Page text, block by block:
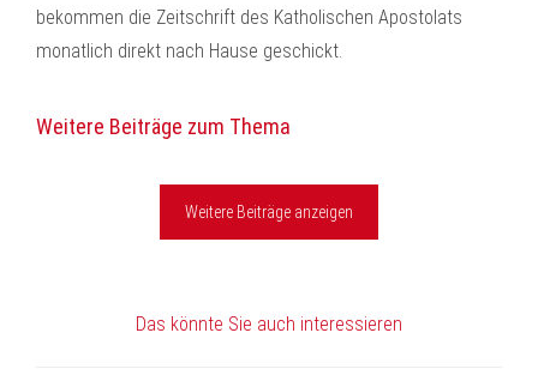
bekommen die Zeitschrift des Katholischen Apostolats
monatlich direkt nach Hause geschickt.
Weitere Beiträge zum Thema
Weitere Beiträge anzeigen
Das könnte Sie auch interessieren